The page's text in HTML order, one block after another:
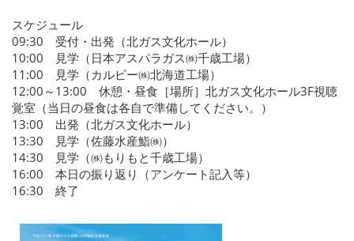
スケジュール
09:30 受付・出発（北ガス文化ホール）
10:00 見学（日本アスパラガス㈱千歳工場）
11:00 見学（カルビー㈱北海道工場）
12:00～13:00 休憩・昼食［場所］北ガス文化ホール3F視聴
覚室（当日の昼食は各自で準備してください。）
13:00 出発（北ガス文化ホール）
13:30 見学（佐藤水産鮨㈱）
14:30 見学（㈱もりもと千歳工場）
16:00 本日の振り返り（アンケート記入等）
16:30 終了